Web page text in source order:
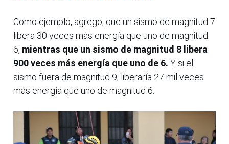
Como ejemplo, agregó, que un sismo de magnitud 7
libera 30 veces más energía que uno de magnitud
6, mientras que un sismo de magnitud 8 libera
900 veces más energía que uno de 6. Y si el
sismo fuera de magnitud 9, liberaría 27 mil veces
más energía que uno de magnitud 6.